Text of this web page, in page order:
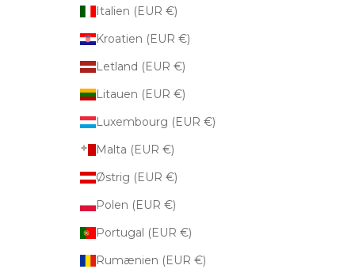
Italien (EUR €)
Kroatien (EUR €)
Letland (EUR €)
Litauen (EUR €)
Luxembourg (EUR €)
Malta (EUR €)
Østrig (EUR €)
Polen (EUR €)
Portugal (EUR €)
Rumænien (EUR €)